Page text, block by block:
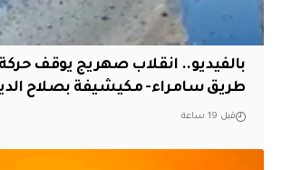
بالفيديو.. انقلاب صهريج يوقف
طريق سامراء- مكيشيفة بصلاح
قبل 19 ساعة